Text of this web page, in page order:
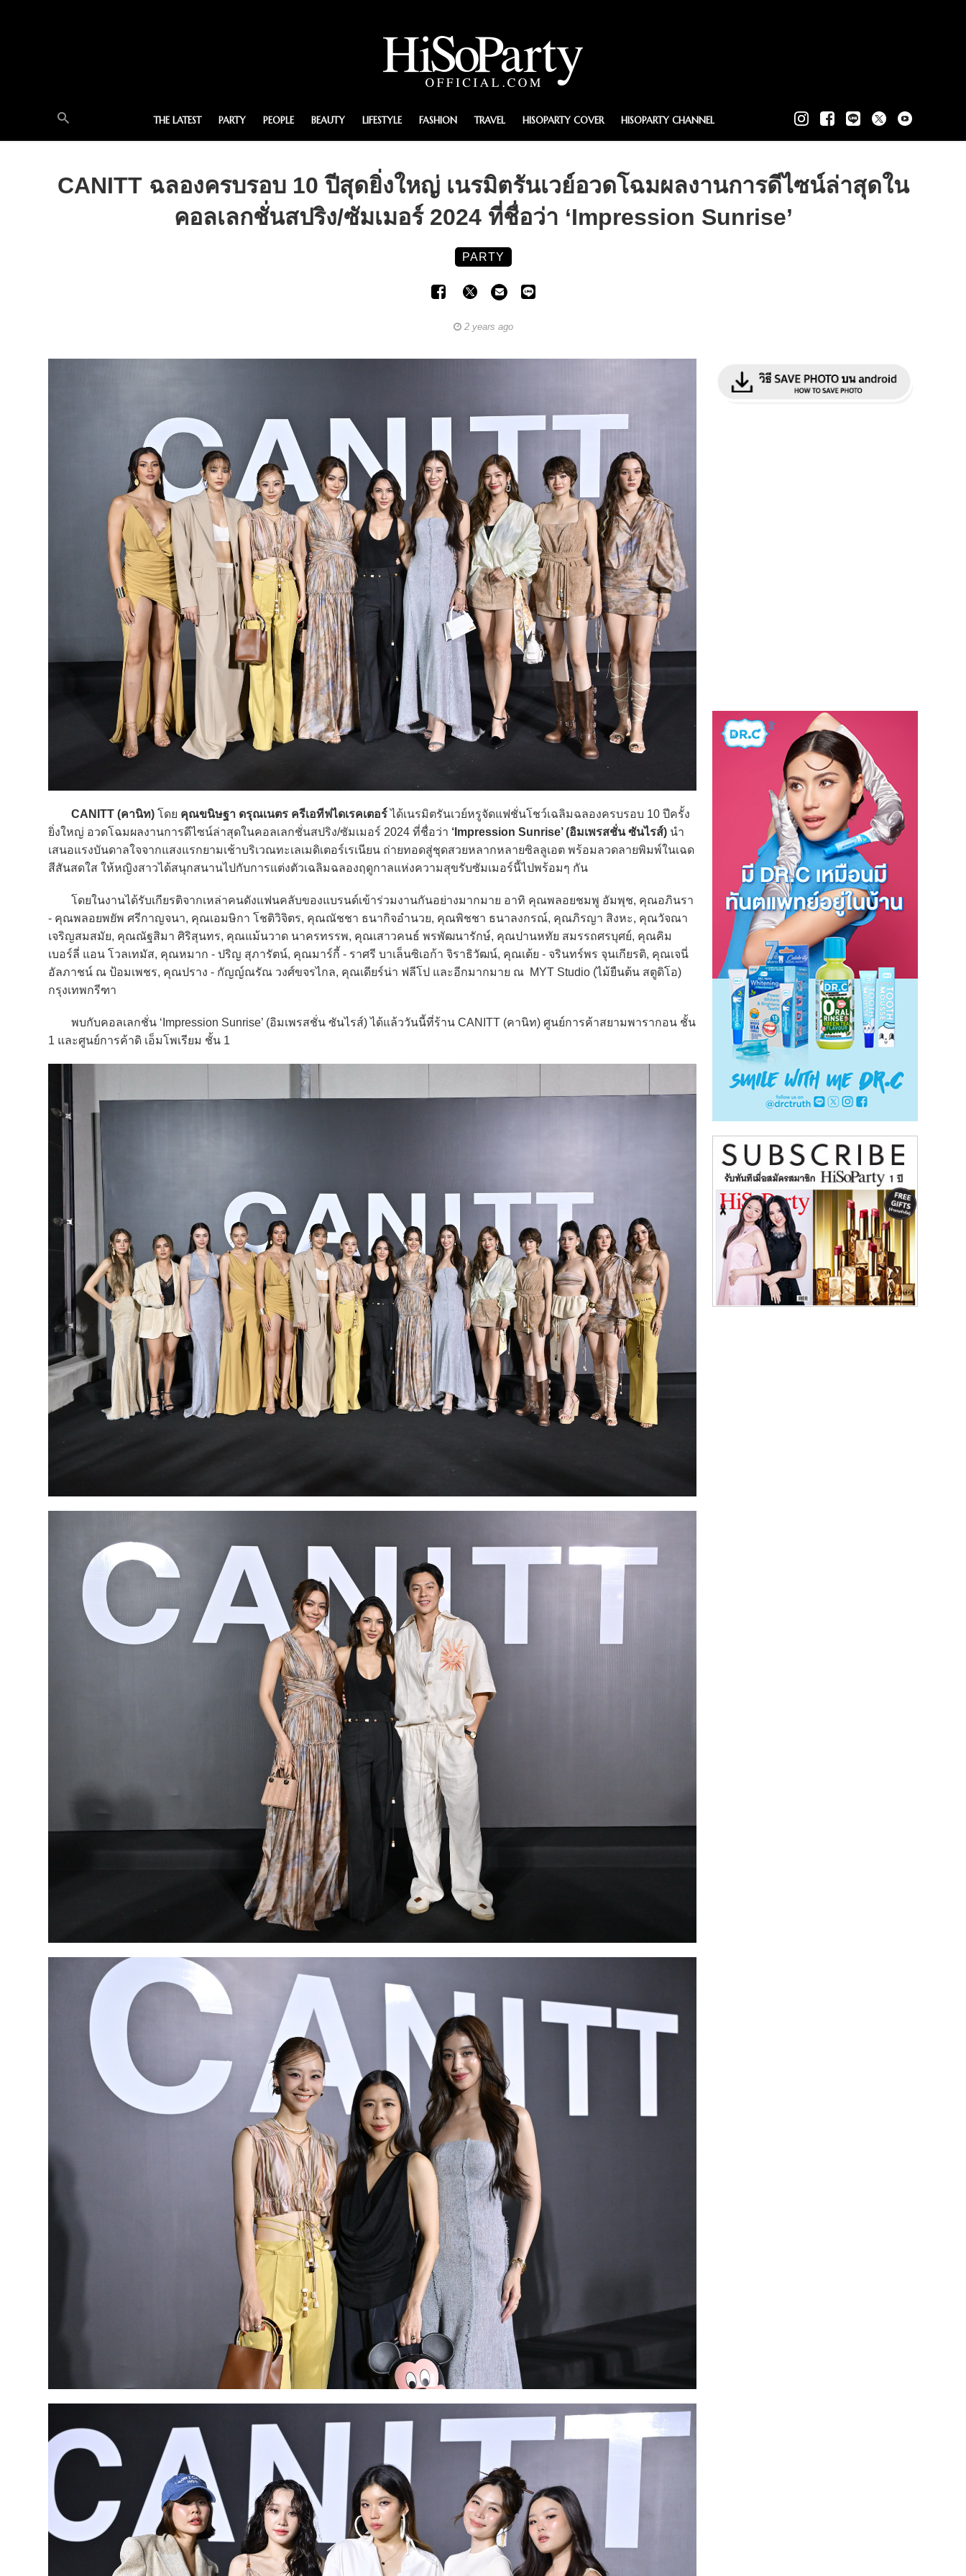
THE LATEST PARTY PEOPLE BEAUTY LIFESTYLE FASHION TRAVEL HISOPARTY COVER HISOPARTY CHANNEL
CANITT ฉลองครบรอบ 10 ปีสุดยิ่งใหญ่ เนรมิตรันเวย์อวดโฉมผลงานการดีไซน์ล่าสุดใน
คอลเลกชั่นสปริง/ซัมเมอร์ 2024 ที่ชื่อว่า ‘Impression Sunrise’
PARTY
2 years ago
CANITT (คานิท) โดย คุณขนิษฐา ดรุณเนตร ครีเอทีฟไดเรคเตอร์ได้เนรมิตรันเวย์หรูจัดแฟชั่นโชว์เฉลิมฉลองครบรอบ 10 ปีครั้ง
ยิ่งใหญ่ อวดโฉมผลงานการดีไซน์ล่าสุดในคอลเลกชั่นสปริง/ซัมเมอร์ 2024 ที่ชื่อว่า ‘Impression Sunrise’ (อิมเพรสชั่น ซันไรส์) นำ
เสนอแรงบันดาลใจจากแสงแรกยามเช้าบริเวณทะเลเมดิเตอร์เรเนียน ถ่ายทอดสู่ชุดสวยหลากหลายซิลลูเอต พร้อมลวดลายพิมพ์ในเฉด
สีสันสดใส ให้หญิงสาวได้สนุกสนานไปกับการแต่งตัวเฉลิมฉลองฤดูกาลแห่งความสุขรับซัมเมอร์นี้ไปพร้อมๆ กัน
โดยในงานได้รับเกียรติจากเหล่าคนดังแฟนคลับของแบรนด์เข้าร่วมงานกันอย่างมากมาย อาทิ คุณพลอยชมพู อัมพุช, คุณอภินรา
- คุณพลอยพยัพ ศรีกาญจนา, คุณเอมษิกา โชติวิจิตร, คุณณัชชา ธนากิจอำนวย, คุณพิชชา ธนาลงกรณ์, คุณภิรญา สิงหะ, คุณวัจณา
เจริญสมสมัย, คุณณัฐสิมา ศิริสุนทร, คุณแม้นวาด นาครทรรพ, คุณเสาวคนธ์ พรพัฒนารักษ์, คุณปานหทัย สมรรถศรบุศย์, คุณคิม
เบอร์ลี่ แอน โวลเทมัส, คุณหมาก - ปริญ สุภารัตน์, คุณมาร์กี้ - ราศรี บาเล็นซิเอก้า จิราธิวัฒน์, คุณเต้ย - จรินทร์พร จุนเกียรติ, คุณเจนี่
อัลภาชน์ ณ ป้อมเพชร, คุณปราง - กัญญ์ณรัณ วงศ์ขจรไกล, คุณเดียร์น่า ฟลีโป และอีกมากมาย ณ MYT Studio (ไม้ยืนต้น สตูดิโอ)
กรุงเทพกรีฑา
พบกับคอลเลกชั่น ‘Impression Sunrise’ (อิมเพรสชั่น ซันไรส์) ได้แล้ววันนี้ที่ร้าน CANITT (คานิท) ศูนย์การค้าสยามพารากอน ชั้น
1 และศูนย์การค้าดิ เอ็มโพเรียม ชั้น 1